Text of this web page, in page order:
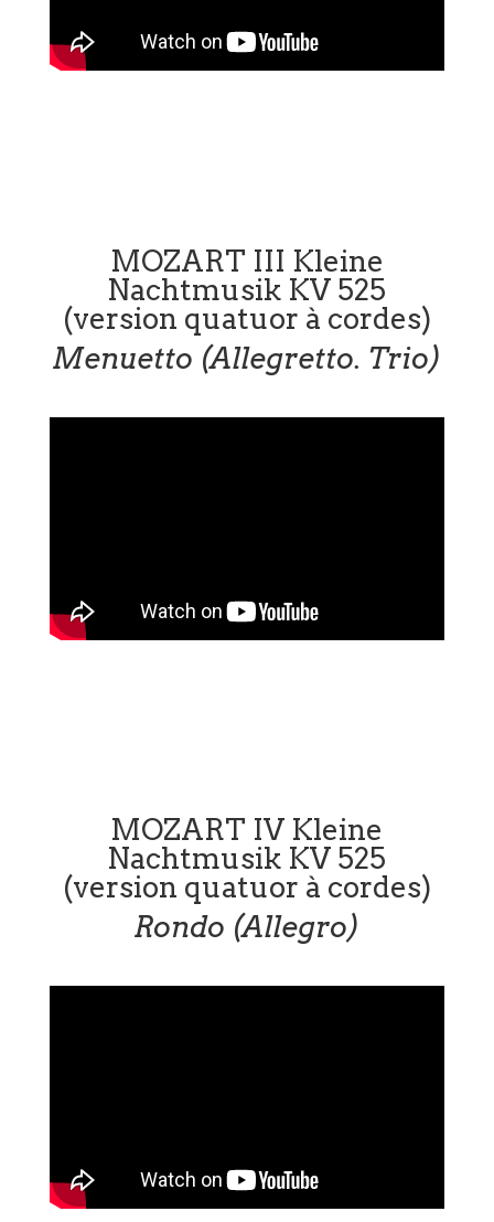
MOZART III Kleine
Nachtmusik KV 525
(version quatuor à cordes)
Menuetto (Allegretto. Trio)
MOZART IV Kleine
Nachtmusik KV 525
(version quatuor à cordes)
Rondo (Allegro)